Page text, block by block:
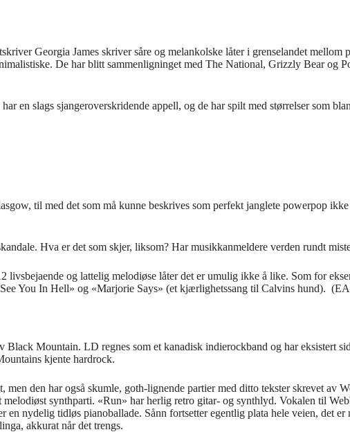
Georgia James skriver såre og melankolske låter i grenselandet
De har blitt sammenligninget med The National, Grizzly Bear og
en slags sjangeroverskridende appell, og de har spilt med størrelser som
til med det som må kunne beskrives som perfekt janglete powerpop
Hva er det som skjer, liksom? Har musikkanmeldere verden rundt
og lattelig melodiøse låter det er umulig ikke å like. Som for
You In Hell» og «Marjorie Says» (et kjærlighetssang til Calvins hund).
Mountain. LD regnes som et kanadisk indierockband og har eksistert
kjente hardrock.
den har også skumle, goth-lignende partier med ditto tekster skrevet av
synthparti. «Run» har herlig retro gitar- og synthlyd. Vokalen til
nydelig tidløs pianoballade. Sånn fortsetter egentlig plata hele veien, det
akkurat når det trengs.